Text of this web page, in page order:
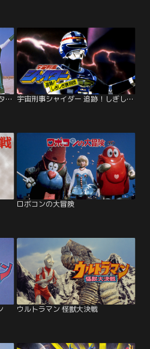
超新星フラッシュマン 大逆転！タイタンボーイ！！ 宇宙刑事シャイダー 追跡！しぎしぎ誘拐団
ロボコンの大冒険
ウルトラマン 怪獣大決戦